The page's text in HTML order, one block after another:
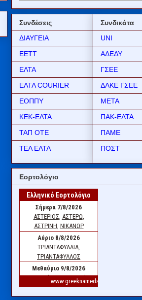
Συνδέσεις
ΔΙΑΥΓΕΙΑ
ΕΕΤΤ
ΕΛΤΑ
ΕΛΤΑ COURIER
ΕΟΠΠΥ
ΚΕΚ-ΕΛΤΑ
ΤΑΠ ΟΤΕ
ΤΕΑ ΕΛΤΑ
Συνδικάτα
UNI
ΑΔΕΔΥ
ΓΣΕΕ
ΔΑΚΕ ΓΣΕΕ
ΜΕΤΑ
ΠΑΚ-ΕΛΤΑ
ΠΑΜΕ
ΠΟΣΤ
Εορτολόγιο